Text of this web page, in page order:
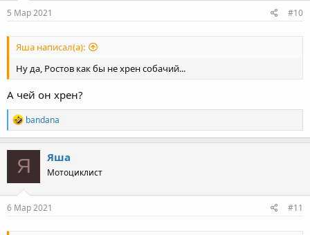
5 Мар 2021 #10
Яша написал(а):
Ну да, Ростов как бы не хрен собачий...
А чей он хрен?
R
e
a
c
t
o
n
s
bandana
Я Яша
Мотоциклист
6 Мар 2021 #11